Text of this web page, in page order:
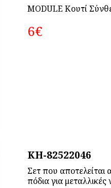
MODULE Κουτί
6‎€
KH-82522046
Σετ που αποτελείται
πόδια για